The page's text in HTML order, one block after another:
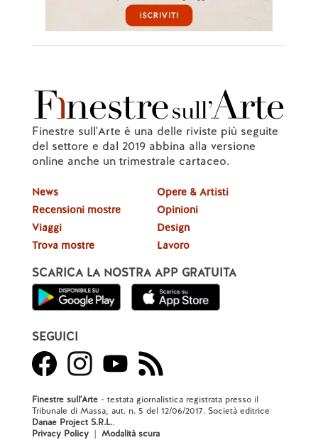
Finestre sull'Arte è una delle riviste più seguite
del settore e dal 2019 abbina alla versione
online anche un trimestrale cartaceo.
News
Recensioni mostre
Viaggi
Trova mostre
Opere & Artisti
Opinioni
Design
Lavoro
SCARICA LA NOSTRA APP GRATUITA
SEGUICI
Finestre sull'Arte- testata giornalistica registrata presso il
Tribunale di Massa, aut. n. 5 del 12/06/2017. Società editrice
Danae Project S.R.L..
Privacy Policy| Modalità scura